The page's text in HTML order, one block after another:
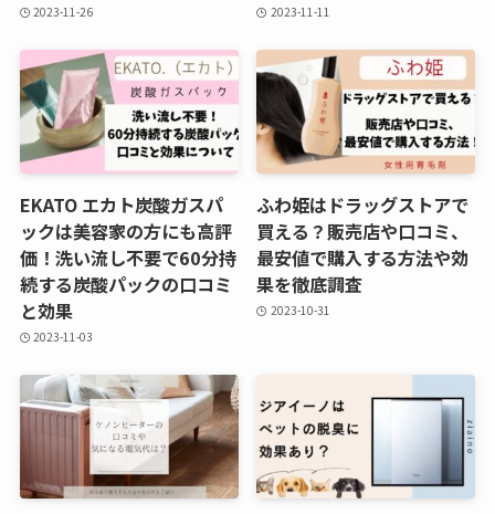
2023-11-26 2023-11-11
EKATO エカト炭酸ガスパ
ックは美容家の方にも高評
価！洗い流し不要で60分持
続する炭酸パックの口コミ
と効果
2023-11-03
ふわ姫はドラッグストアで
買える？販売店や口コミ、
最安値で購入する方法や効
果を徹底調査
2023-10-31